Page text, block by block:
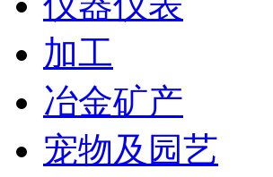
加工
冶金矿产
宠物及园艺